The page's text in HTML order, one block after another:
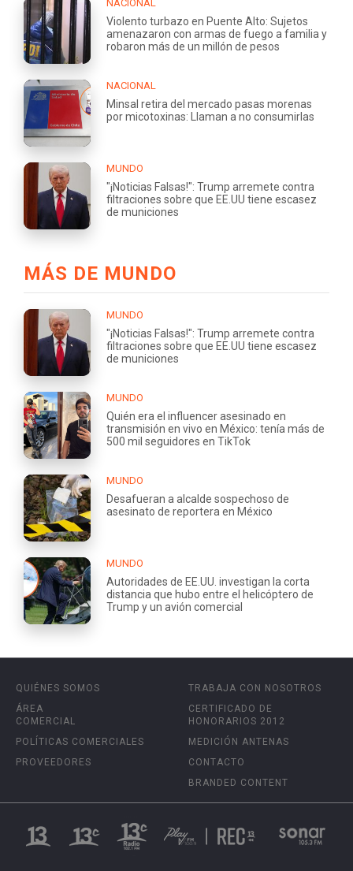
NACIONAL
Violento turbazo en Puente Alto: Sujetos
amenazaron con armas de fuego a familia y
robaron más de un millón de pesos
NACIONAL
Minsal retira del mercado pasas morenas
por micotoxinas: Llaman a no consumirlas
MUNDO
"¡Noticias Falsas!": Trump arremete contra
filtraciones sobre que EE.UU tiene escasez
de municiones
MÁS DE MUNDO
MUNDO
"¡Noticias Falsas!": Trump arremete contra
filtraciones sobre que EE.UU tiene escasez
de municiones
MUNDO
Quién era el influencer asesinado en
transmisión en vivo en México: tenía más de
500 mil seguidores en TikTok
MUNDO
Desafueran a alcalde sospechoso de
asesinato de reportera en México
MUNDO
Autoridades de EE.UU. investigan la corta
distancia que hubo entre el helicóptero de
Trump y un avión comercial
QUIÉNES SOMOS
ÁREA
COMERCIAL
POLÍTICAS COMERCIALES
PROVEEDORES
TRABAJA CON NOSOTROS
CERTIFICADO DE
HONORARIOS 2012
MEDICIÓN ANTENAS
CONTACTO
BRANDED CONTENT